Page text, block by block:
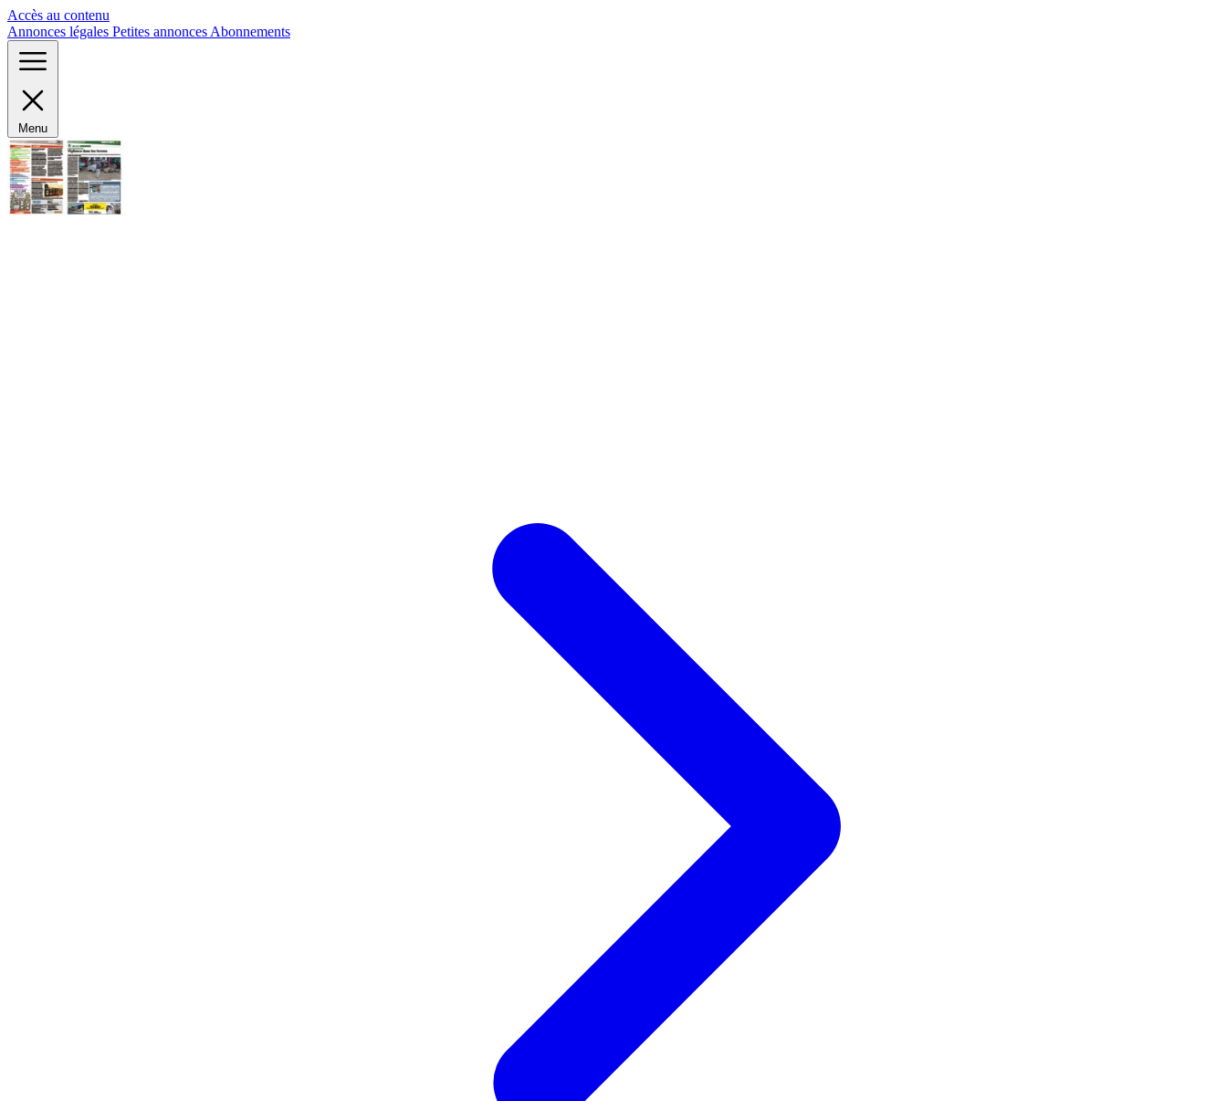
Accès au contenu
Annonces légales Petites annonces Abonnements
Menu
Panneau de gestion des cookies